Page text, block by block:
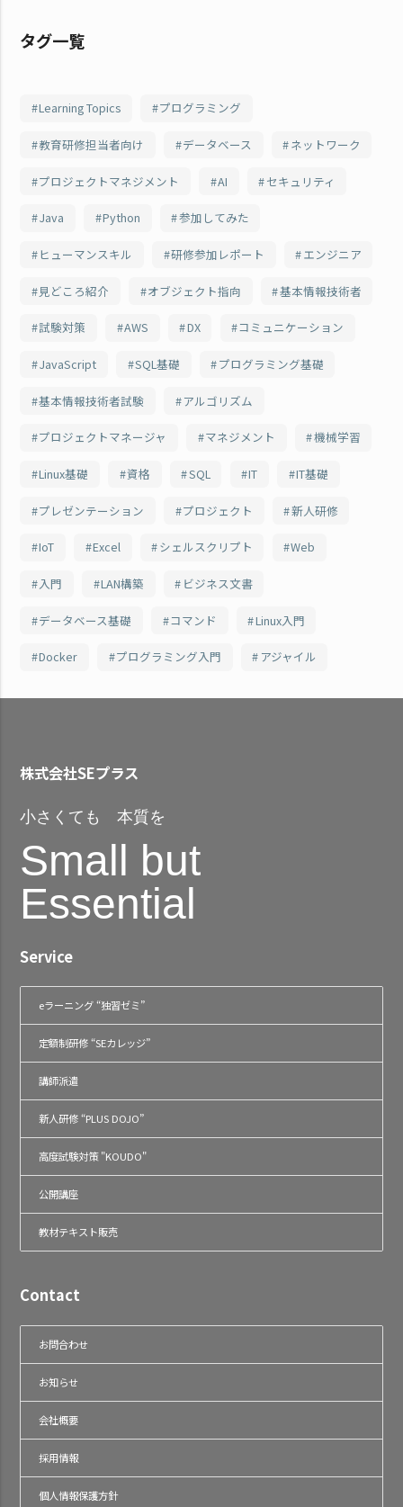
タグ一覧
Learning Topics プログラミング
教育研修担当者向け データベース ネットワーク
プロジェクトマネジメント AI セキュリティ
Java Python 参加してみた
ヒューマンスキル 研修参加レポート エンジニア
見どころ紹介 オブジェクト指向 基本情報技術者
試験対策 AWS DX コミュニケーション
JavaScript SQL基礎 プログラミング基礎
基本情報技術者試験 アルゴリズム
プロジェクトマネージャ マネジメント 機械学習
Linux基礎 資格 SQL IT IT基礎
プレゼンテーション プロジェクト 新人研修
IoT Excel シェルスクリプト Web
入門 LAN構築 ビジネス文書
データベース基礎 コマンド Linux入門
Docker プログラミング入門 アジャイル
株式会社SEプラス
小さくても 本質を
Small but
Essential
Service
eラーニング “独習ゼミ”
定額制研修 “SEカレッジ”
講師派遣
新人研修 “PLUS DOJO”
高度試験対策 "KOUDO"
公開講座
教材テキスト販売
Contact
お問合わせ
お知らせ
会社概要
採用情報
個人情報保護方針